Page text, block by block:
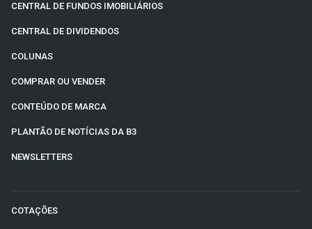
CENTRAL DE FUNDOS IMOBILIÁRIOS
CENTRAL DE DIVIDENDOS
COLUNAS
COMPRAR OU VENDER
CONTEÚDO DE MARCA
PLANTÃO DE NOTÍCIAS DA B3
NEWSLETTERS
COTAÇÕES